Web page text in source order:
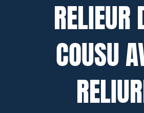
RELIEUR
COUSU